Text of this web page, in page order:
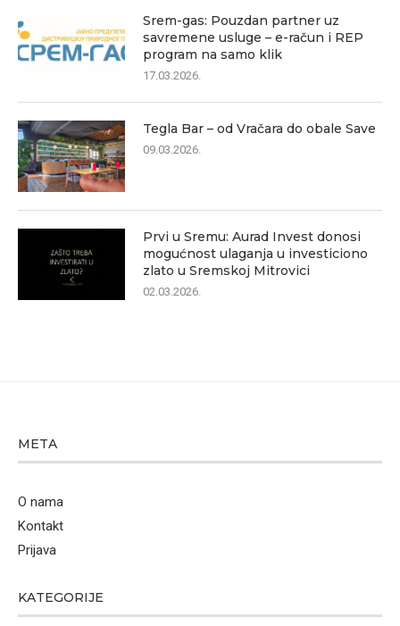
Srem-gas: Pouzdan partner uz
savremene usluge – e-račun i REP
program na samo klik
17.03.2026.
Tegla Bar – od Vračara do obale Save
09.03.2026.
Prvi u Sremu: Aurad Invest donosi
mogućnost ulaganja u investiciono
zlato u Sremskoj Mitrovici
02.03.2026.
META
O nama
Kontakt
Prijava
KATEGORIJE